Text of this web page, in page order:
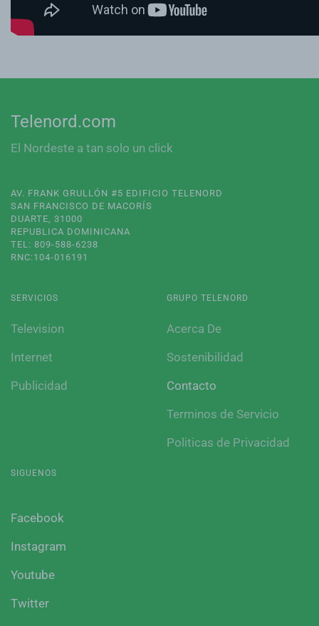
Telenord.com
El Nordeste a tan solo un click
AV. FRANK GRULLÓN #5 EDIFICIO TELENORD
SAN FRANCISCO DE MACORÍS
DUARTE, 31000
REPUBLICA DOMINICANA
TEL: 809-588-6238
RNC:104-016191
SERVICIOS
Television
Internet
Publicidad
GRUPO TELENORD
Acerca De
Sostenibilidad
Contacto
Terminos de Servicio
Politicas de Privacidad
SIGUENOS
Facebook
Instagram
Youtube
Twitter